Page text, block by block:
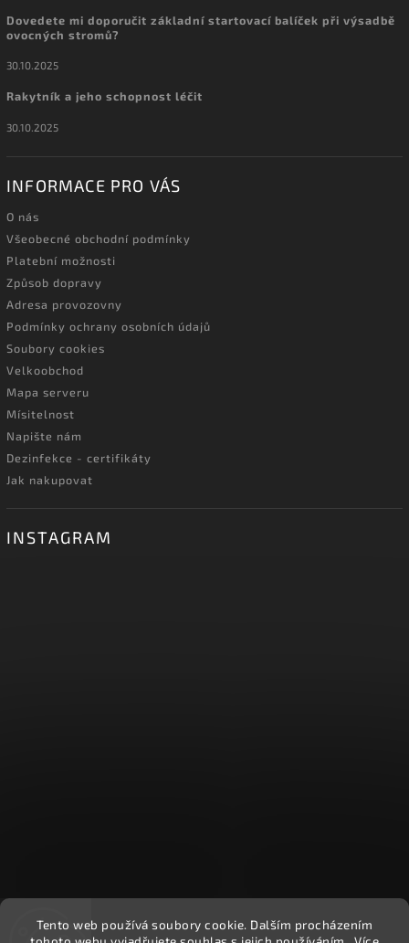
Tento web používá soubory cookie. Dalším procházením
Dovedete mi doporučit základní startovací balíček při výsadbě
ovocných stromů?
30.10.2025
Rakytník a jeho schopnost léčit
30.10.2025
INFORMACE PRO VÁS
O nás
Všeobecné obchodní podmínky
Platební možnosti
Způsob dopravy
Adresa provozovny
Podmínky ochrany osobních údajů
Soubory cookies
Velkoobchod
Mapa serveru
Mísitelnost
Napište nám
Dezinfekce - certifikáty
Jak nakupovat
INSTAGRAM